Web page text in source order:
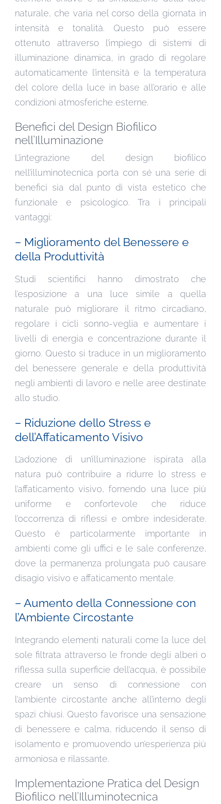
naturale, che varia nel corso della giornata in
intensità e tonalità. Questo può essere
ottenuto attraverso l’impiego di sistemi di
illuminazione dinamica, in grado di regolare
automaticamente l’intensità e la temperatura
del colore della luce in base all’orario e alle
condizioni atmosferiche esterne.
Benefici del Design Biofilico
nell’Illuminazione
L’integrazione del design biofilico
nell’illuminotecnica porta con sé una serie di
benefici sia dal punto di vista estetico che
funzionale e psicologico. Tra i principali
vantaggi:
– Miglioramento del Benessere e
della Produttività
Studi scientifici hanno dimostrato che
l’esposizione a una luce simile a quella
naturale può migliorare il ritmo circadiano,
regolare i cicli sonno-veglia e aumentare i
livelli di energia e concentrazione durante il
giorno. Questo si traduce in un miglioramento
del benessere generale e della produttività
negli ambienti di lavoro e nelle aree destinate
allo studio.
– Riduzione dello Stress e
dell’Affaticamento Visivo
L’adozione di un’illuminazione ispirata alla
natura può contribuire a ridurre lo stress e
l’affaticamento visivo, fornendo una luce più
uniforme e confortevole che riduce
l’occorrenza di riflessi e ombre indesiderate.
Questo è particolarmente importante in
ambienti come gli uffici e le sale conferenze,
dove la permanenza prolungata può causare
disagio visivo e affaticamento mentale.
– Aumento della Connessione con
l’Ambiente Circostante
Integrando elementi naturali come la luce del
sole filtrata attraverso le fronde degli alberi o
riflessa sulla superficie dell’acqua, è possibile
creare un senso di connessione con
l’ambiente circostante anche all’interno degli
spazi chiusi. Questo favorisce una sensazione
di benessere e calma, riducendo il senso di
isolamento e promuovendo un’esperienza più
armoniosa e rilassante.
Implementazione Pratica del Design
Biofilico nell’Illuminotecnica